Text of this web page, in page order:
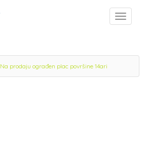
Na prodaju ograđen plac površine 14ari